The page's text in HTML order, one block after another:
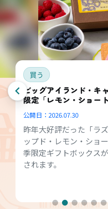
買う
ビッグアイランド・キャ
限定「レモン・ショー
公開日： 2026.07.30
昨年大好評だった「ラ
ップド・レモン・ショ
季限定ギフトボックス
されます。